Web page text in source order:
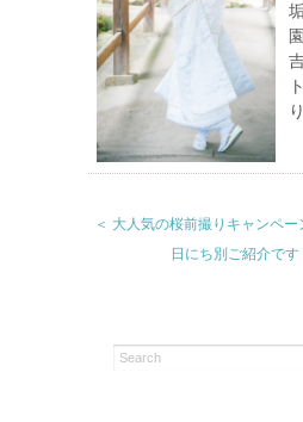
＜ 大人気の桜前撮りキャンペ
日にち別ご紹介で